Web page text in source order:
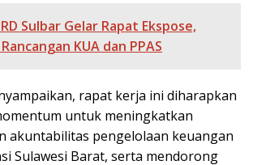
Sulbar Gelar Rapat Ekspose,
KUA dan PPAS
rapat kerja ini diharapkan
untuk meningkatkan
akuntabilitas pengelolaan keuangan
Sulawesi Barat, serta mendorong